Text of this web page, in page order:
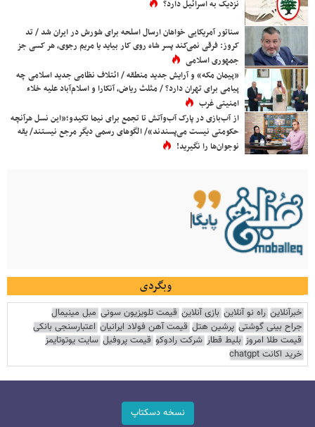
نزدیک به اسرائیل دارد؟
سناتور آمریکایی خواهان ارسال اسلحه برای شورش در ایران شد / تد
کروز: فرقی نمی‌کند پسر شاه روی کار بیاید یا مریم رجوی، هر کسی جز
جمهوری اسلامی
«پیمان مکه» و آرایش جدید منطقه / ائتلاف نظامی جدید اسلامی چه
پیامی برای تهران دارد؟ / مثلث ریاض، آنکارا و اسلام‌آباد علیه خلاء
امنیتی غرب
از آب‌بازی در پارک آب‌وآتش تا تجمع برای نیما تکیدو؛«این نسل هرآنچه
حکومتی نیست می‌پسندند»/ الگوهای رسمی دیگر مرجع نیستند/ یقه
نوجوان‌ها را نگیرید!
وبگردی
خبرآنلاین راه نو آنلاین بازی آنلاین قیمت تلویزیون سونی مبل مینیمال
جراح بینی گوشتی پرشین هتل قیمت آهن فولاد ایرانیان اعتبارسنجی بانکی
قیمت طلا امروز بلیط قطار شرکت رادوکو قیمت پروفیل سایت یوتوتایمز
خرید اکانت chatgpt
نسخه دسکتاپ